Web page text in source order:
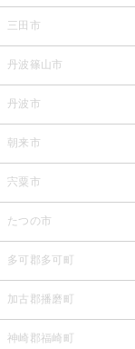
三田市
丹波篠山市
丹波市
朝来市
宍粟市
たつの市
多可郡多可町
加古郡播磨町
神崎郡福崎町